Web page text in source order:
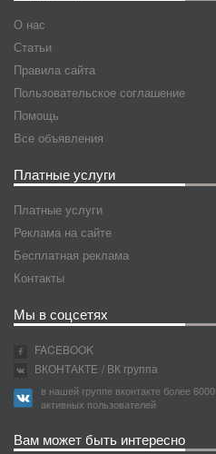
О нас
Статьи
Правила сайта
Пользовательское соглашение
Помощь
Все объявления
Платные услуги
Платные услуги
Реклама на сайте
Бесплатная реклама
Контакты
Мы в соцсетях
FACEBOOK
ВКОНТАКТЕ / ВК группа
в нашей группе вконтакте более 6000
активных пользователей
Вам может быть интересно